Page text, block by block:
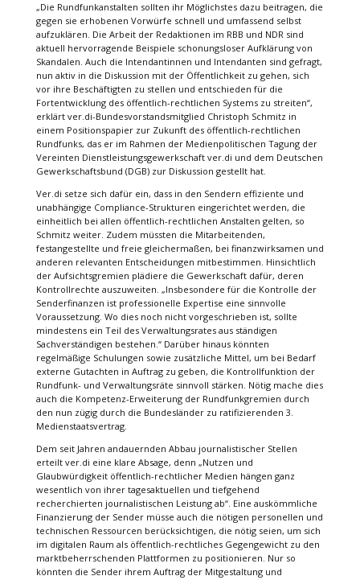
„Die Rundfunkanstalten sollten ihr Möglichstes dazu beitragen, die
gegen sie erhobenen Vorwürfe schnell und umfassend selbst
aufzuklären. Die Arbeit der Redaktionen im RBB und NDR sind
aktuell hervorragende Beispiele schonungsloser Aufklärung von
Skandalen. Auch die Intendantinnen und Intendanten sind gefragt,
nun aktiv in die Diskussion mit der Öffentlichkeit zu gehen, sich
vor ihre Beschäftigten zu stellen und entschieden für die
Fortentwicklung des öffentlich-rechtlichen Systems zu streiten“,
erklärt ver.di-Bundesvorstandsmitglied Christoph Schmitz in
einem Positionspapier zur Zukunft des öffentlich-rechtlichen
Rundfunks, das er im Rahmen der Medienpolitischen Tagung der
Vereinten Dienstleistungsgewerkschaft ver.di und dem Deutschen
Gewerkschaftsbund (DGB) zur Diskussion gestellt hat.
Ver.di setze sich dafür ein, dass in den Sendern effiziente und
unabhängige Compliance-Strukturen eingerichtet werden, die
einheitlich bei allen öffentlich-rechtlichen Anstalten gelten, so
Schmitz weiter. Zudem müssten die Mitarbeitenden,
festangestellte und freie gleichermaßen, bei finanzwirksamen und
anderen relevanten Entscheidungen mitbestimmen. Hinsichtlich
der Aufsichtsgremien plädiere die Gewerkschaft dafür, deren
Kontrollrechte auszuweiten. „Insbesondere für die Kontrolle der
Senderfinanzen ist professionelle Expertise eine sinnvolle
Voraussetzung. Wo dies noch nicht vorgeschrieben ist, sollte
mindestens ein Teil des Verwaltungsrates aus ständigen
Sachverständigen bestehen.“ Darüber hinaus könnten
regelmäßige Schulungen sowie zusätzliche Mittel, um bei Bedarf
externe Gutachten in Auftrag zu geben, die Kontrollfunktion der
Rundfunk- und Verwaltungsräte sinnvoll stärken. Nötig mache dies
auch die Kompetenz-Erweiterung der Rundfunkgremien durch
den nun zügig durch die Bundesländer zu ratifizierenden 3.
Medienstaatsvertrag.
Dem seit Jahren andauernden Abbau journalistischer Stellen
erteilt ver.di eine klare Absage, denn „Nutzen und
Glaubwürdigkeit öffentlich-rechtlicher Medien hängen ganz
wesentlich von ihrer tagesaktuellen und tiefgehend
recherchierten journalistischen Leistung ab“. Eine auskömmliche
Finanzierung der Sender müsse auch die nötigen personellen und
technischen Ressourcen berücksichtigen, die nötig seien, um sich
im digitalen Raum als öffentlich-rechtliches Gegengewicht zu den
marktbeherrschenden Plattformen zu positionieren. Nur so
könnten die Sender ihrem Auftrag der Mitgestaltung und